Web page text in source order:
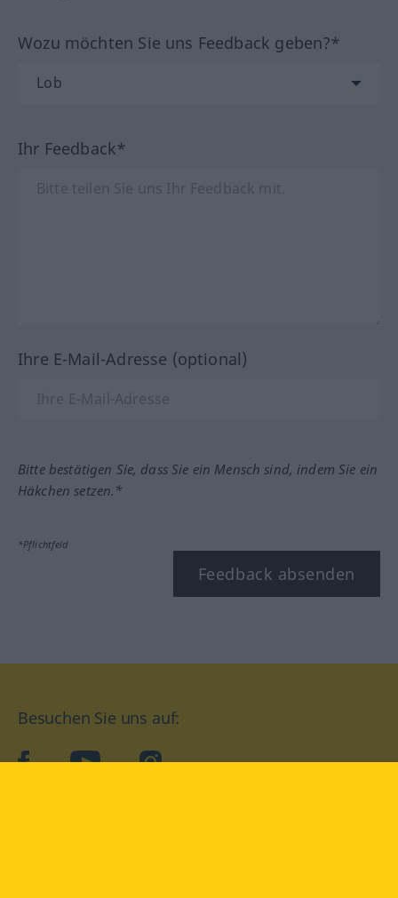
Wozu möchten Sie uns Feedback geben?*
Ihr Feedback*
Ihre E-Mail-Adresse (optional)
Bitte bestätigen Sie, dass Sie ein Mensch sind, indem Sie ein
Häkchen setzen.*
*Pflichtfeld
Feedback absenden
Besuchen Sie uns auf:
facebookYouTube Instagram